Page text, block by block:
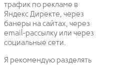
трафик по рекламе в
Яндекс Директе, через
банеры на сайтах, через
email-рассылку или через
социальные сети.
Я рекомендую разделять